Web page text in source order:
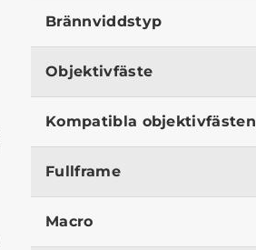
Brännviddstyp
Objektivfäste
Kompatibla objektivfästen
Fullframe
Macro